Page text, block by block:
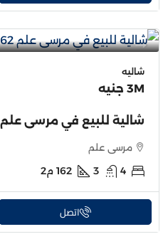
شاليه
3M جنيه
شالية للبيع في مرسى علم 162م
مرسى علم
4
3
162 م2
اتصل